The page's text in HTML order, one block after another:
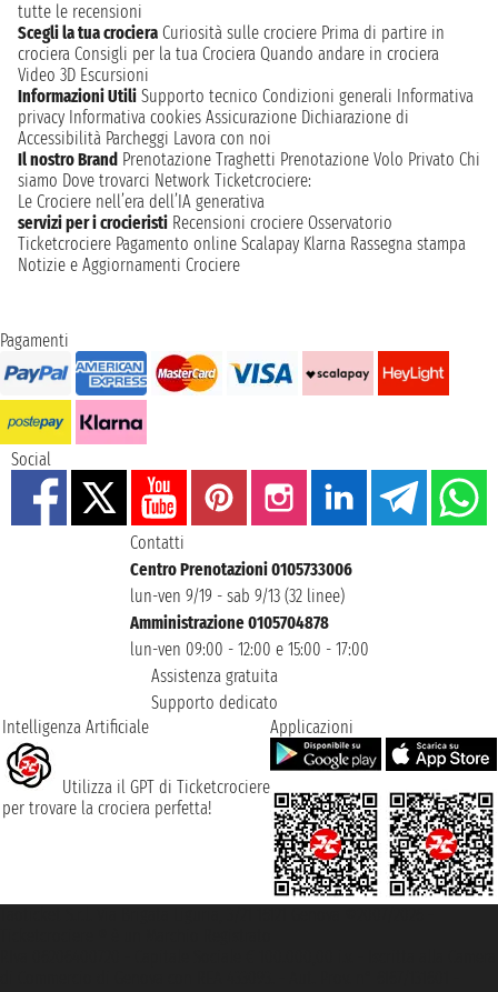
tutte le recensioni
Scegli la tua crociera Curiosità sulle crociere Prima di partire in
crociera Consigli per la tua Crociera Quando andare in crociera
Video 3D Escursioni
Informazioni Utili Supporto tecnico Condizioni generali Informativa
privacy Informativa cookies Assicurazione Dichiarazione di
Accessibilità Parcheggi Lavora con noi
Il nostro Brand Prenotazione Traghetti Prenotazione Volo Privato Chi
siamo Dove trovarci Network Ticketcrociere:
Le Crociere nell’era dell’IA generativa
servizi per i crocieristi Recensioni crociere Osservatorio
Ticketcrociere Pagamento online Scalapay Klarna Rassegna stampa
Notizie e Aggiornamenti Crociere
Pagamenti
Social
Contatti
Centro Prenotazioni 0105733006
lun-ven 9/19 - sab 9/13 (32 linee)
Amministrazione 0105704878
lun-ven 09:00 - 12:00 e 15:00 - 17:00
Assistenza gratuita
Supporto dedicato
Intelligenza Artificiale
Utilizza il GPT di Ticketcrociere
per trovare la crociera perfetta!
Applicazioni